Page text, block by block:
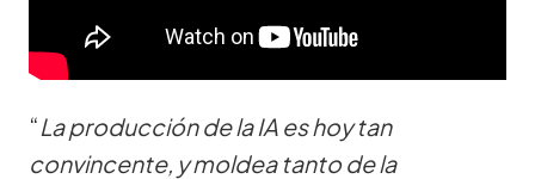
“La producción de la IA es hoy tan
convincente, y moldea tanto de la